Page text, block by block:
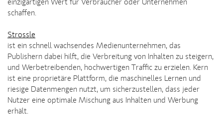
einzigartigen Wert für Verbraucher oder Unternehmen
schaffen.
Strossle
ist ein schnell wachsendes Medienunternehmen, das
Publishern dabei hilft, die Verbreitung von Inhalten zu steigern,
und Werbetreibenden, hochwertigen Traffic zu erzielen. Kern
ist eine proprietäre Plattform, die maschinelles Lernen und
riesige Datenmengen nutzt, um sicherzustellen, dass jeder
Nutzer eine optimale Mischung aus Inhalten und Werbung
erhält.